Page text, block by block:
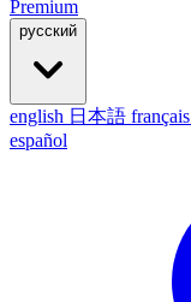
Premium
русский
english 日本語 français
español